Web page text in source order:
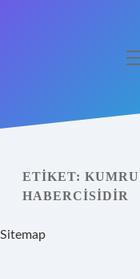
Yasal Uyarı
ETIKET:
HABERCISIDIR
Sitemap